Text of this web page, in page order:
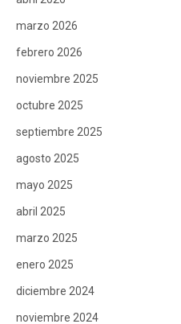
marzo 2026
febrero 2026
noviembre 2025
octubre 2025
septiembre 2025
agosto 2025
mayo 2025
abril 2025
marzo 2025
enero 2025
diciembre 2024
noviembre 2024